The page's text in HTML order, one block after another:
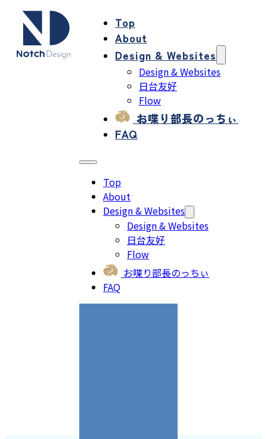
Top
About
Design & Websites
Design & Websites
日台友好
Flow
お喋り部長のっちぃ
FAQ
Top
About
Design & Websites
Design & Websites
日台友好
Flow
お喋り部長のっちぃ
FAQ